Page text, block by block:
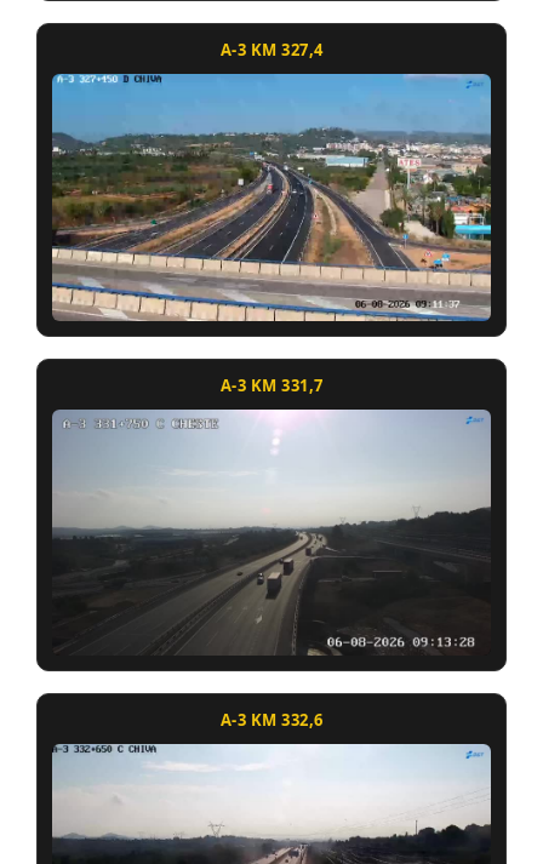
A-3 KM 327,4
A-3 KM 331,7
A-3 KM 332,6